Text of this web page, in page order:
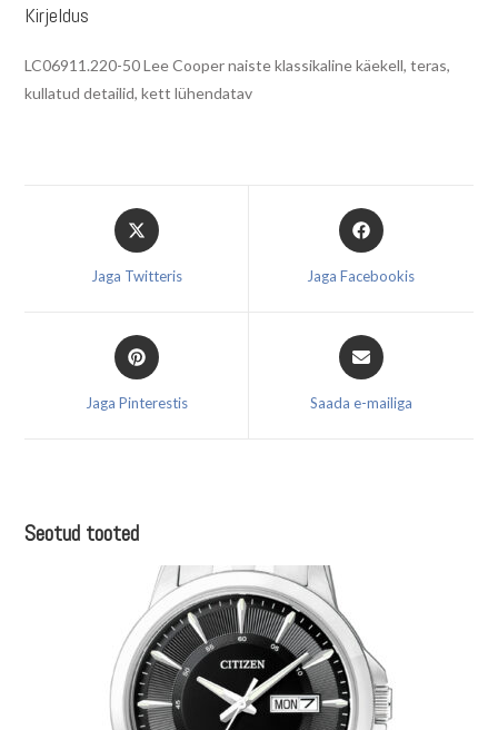
Kirjeldus
LC06911.220-50 Lee Cooper naiste klassikaline käekell, teras,
kullatud detailid, kett lühendatav
Opens
in
new
Jaga Twitteris
Opens
in
Jaga Facebookis
Opens
in
Jaga Pinterestis
Opens
in
Saada e-mailiga
Seotud tooted